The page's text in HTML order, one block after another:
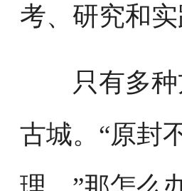
考、研究和
只有多种
古城。“原封